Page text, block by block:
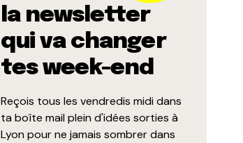
la newsletter
qui va changer
tes week-end
Reçois tous les vendredis midi dans
ta boîte mail plein d'idées sorties à
Lyon pour ne jamais sombrer dans